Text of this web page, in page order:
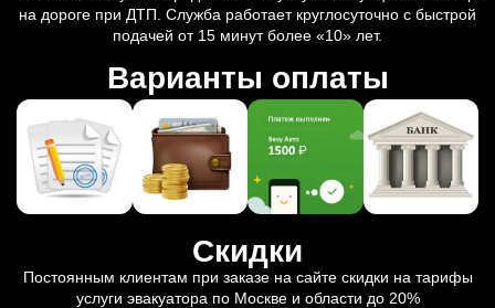
на дороге при ДТП. Служба работает круглосуточно с быстрой
подачей от 15 минут более «10» лет.
Варианты оплаты
Скидки
Постоянным клиентам при заказе на сайте скидки на тарифы
услуги эвакуатора по Москве и области до 20%